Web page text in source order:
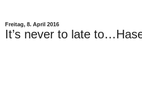
Freitag, 8. April 2016
It’s never to late